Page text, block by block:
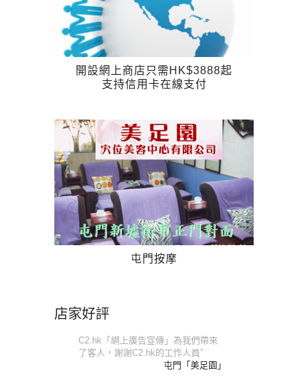
開設網上商店只需HK$3888起
支持信用卡在線支付
屯門按摩
店家好評
C2.hk「網上廣告宣傳」為我們帶來
了客人，謝謝C2.hk的工作人員”
屯門「美足園」